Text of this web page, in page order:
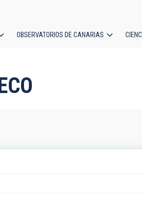
OBSERVATORIOS DE CANARIAS